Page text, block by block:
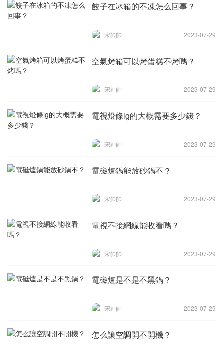
餃子在冰箱的不凍怎么回事？
宋帥帥 2023-07-29
空氣烤箱可以烤蛋糕不烤嗎？
宋帥帥 2023-07-29
電視燈條lg的大概需要多少錢？
宋帥帥 2023-07-29
電磁爐鍋能放砂鍋不？
宋帥帥 2023-07-29
電視不接網線能收看嗎？
宋帥帥 2023-07-29
電磁爐是不是不黑鍋？
宋帥帥 2023-07-29
怎么讓空調開不開機？